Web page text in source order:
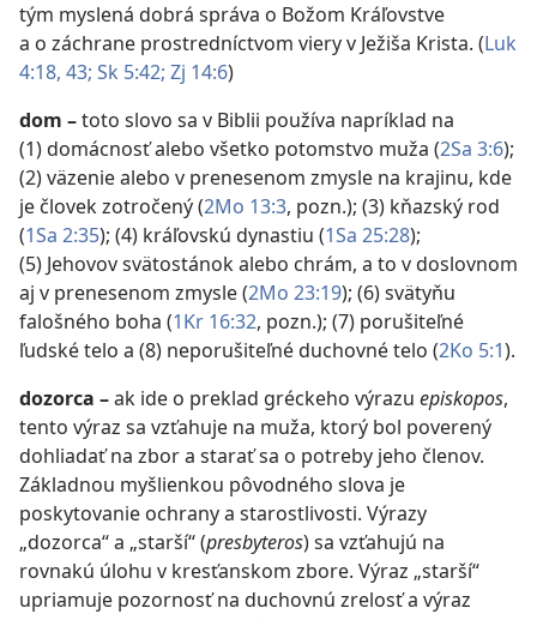
tým myslená dobrá správa o Božom Kráľovstve
a o záchrane prostredníctvom viery v Ježiša Krista. (Luk
4:18, 43; Sk 5:42; Zj 14:6)
dom –toto slovo sa v Biblii používa napríklad na
(1) domácnosť alebo všetko potomstvo muža (2Sa 3:6);
(2) väzenie alebo v prenesenom zmysle na krajinu, kde
je človek zotročený (2Mo 13:3, pozn.); (3) kňazský rod
(1Sa 2:35); (4) kráľovskú dynastiu (1Sa 25:28);
(5) Jehovov svätostánok alebo chrám, a to v doslovnom
aj v prenesenom zmysle (2Mo 23:19); (6) svätyňu
falošného boha (1Kr 16:32, pozn.); (7) porušiteľné
ľudské telo a (8) neporušiteľné duchovné telo (2Ko 5:1).
dozorca –ak ide o preklad gréckeho výrazu episkopos,
tento výraz sa vzťahuje na muža, ktorý bol poverený
dohliadať na zbor a starať sa o potreby jeho členov.
Základnou myšlienkou pôvodného slova je
poskytovanie ochrany a starostlivosti. Výrazy
„dozorca“ a „starší“ (presbyteros) sa vzťahujú na
rovnakú úlohu v kresťanskom zbore. Výraz „starší“
upriamuje pozornosť na duchovnú zrelosť a výraz